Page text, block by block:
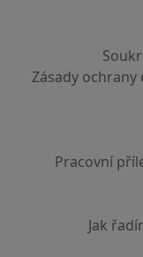
Zásady
Pracovní
Jak